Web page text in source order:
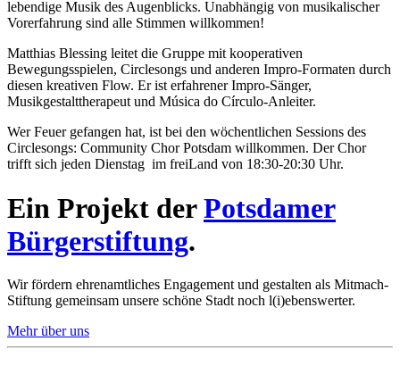
lebendige Musik des Augenblicks. Unabhängig von musikalischer
Vorerfahrung sind alle Stimmen willkommen!
Matthias Blessing leitet die Gruppe mit kooperativen
Bewegungsspielen, Circlesongs und anderen Impro-Formaten durch
diesen kreativen Flow. Er ist erfahrener Impro-Sänger,
Musikgestalttherapeut und Música do Círculo-Anleiter.
Wer Feuer gefangen hat, ist bei den wöchentlichen Sessions des
Circlesongs: Community Chor Potsdam willkommen. Der Chor
trifft sich jeden Dienstag im freiLand von 18:30-20:30 Uhr.
Ein Projekt der Potsdamer
Bürgerstiftung.
Wir fördern ehrenamtliches Engagement und gestalten als Mitmach-
Stiftung gemeinsam unsere schöne Stadt noch l(i)ebenswerter.
Mehr über uns